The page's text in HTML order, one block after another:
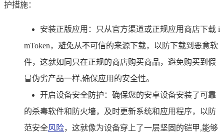
护措施：
安装正版应用：只从官方渠道或正规应用商店下载 i
mToken，避免从不可信的来源下载，以防下载到恶意软
件，这就如同只在正规的商店购买商品，避免购买到假
冒伪劣产品一样,确保应用的安全性。
开启设备安全防护：确保您的安卓设备安装了可靠
的杀毒软件和防火墙，及时更新系统和应用程序，以防
范安全风险，这就像为设备穿上了一层坚固的铠甲,能够